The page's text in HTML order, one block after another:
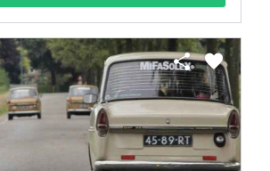
share favorite